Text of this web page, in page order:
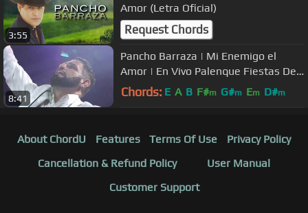
3:55
Amor (Letra Oficial)
Request Chords
8:41
Pancho Barraza | Mi Enemigo el
Amor | En Vivo Palenque Fiestas De
Octubre 2017
Chords: E A B F#m G#m Em D#m
About ChordU Features Terms Of Use
Privacy Policy
Cancellation & Refund Policy
User Manual
Customer Support